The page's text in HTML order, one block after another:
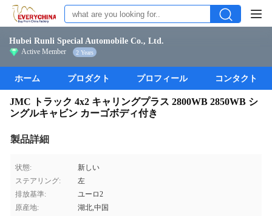
Hubei Runli Special Automobile Co., Ltd.
Active Member 2 Years
ホーム プロダクト プロフィール コンタクト
JMC トラック 4x2 キャリングプラス 2800WB 2850WB シ
ングルキャビン カーゴボディ付き
製品詳細
状態:
新しい
ステアリング:
左
排放基準:
ユーロ2
原産地:
湖北,中国